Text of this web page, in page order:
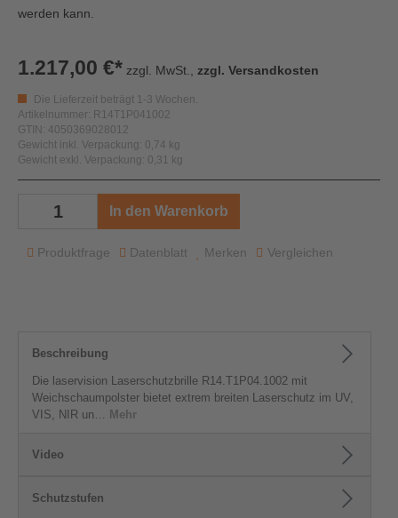
werden kann.
1.217,00 €* zzgl. MwSt., zzgl. Versandkosten
Die Lieferzeit beträgt 1-3 Wochen.
Artikelnummer: R14T1P041002
GTIN: 4050369028012
Gewicht inkl. Verpackung: 0,74 kg
Gewicht exkl. Verpackung: 0,31 kg
In den Warenkorb
Produktfrage Merken Vergleichen
Datenblatt
Beschreibung
Die laservision Laserschutzbrille R14.T1P04.1002 mit
Weichschaumpolster bietet extrem breiten Laserschutz im UV,
VIS, NIR un… Mehr
Video
Schutzstufen